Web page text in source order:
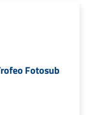
Fotosub